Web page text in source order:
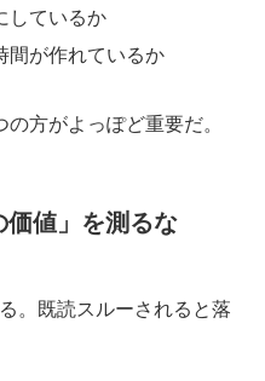
しているか
間が作れているか
方がよっぽど重要だ。
値」を測るな
。既読スルーされると落